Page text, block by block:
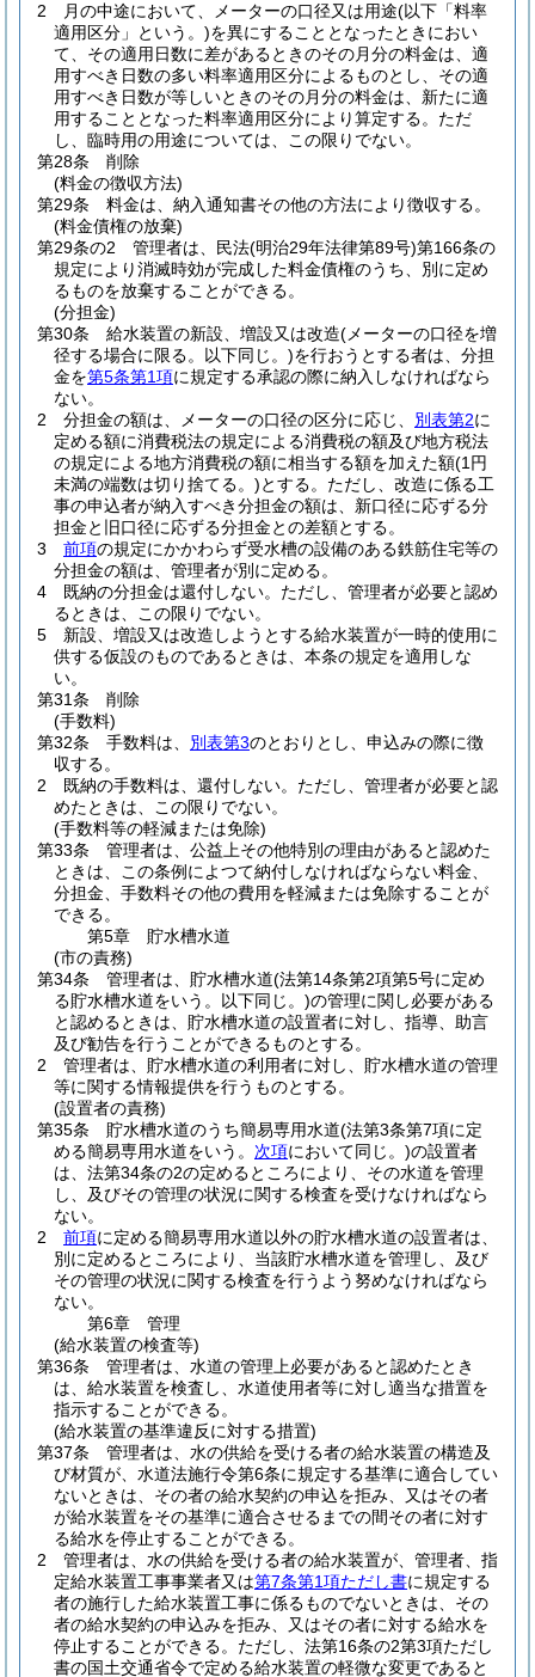
2
月の中途において、メーターの口径又は用途(以下「料率
適用区分」という。)を異にすることとなったときにおい
て、その適用日数に差があるときのその月分の料金は、適
用すべき日数の多い料率適用区分によるものとし、その適
用すべき日数が等しいときのその月分の料金は、新たに適
用することとなった料率適用区分により算定する。 ただ
し、臨時用の用途については、この限りでない。
第28条
削除
(料金の徴収方法)
第29条
料金は、納入通知書その他の方法により徴収する。
(料金債権の放棄)
第29条の2
管理者は、民法(明治29年法律第89号)第166条の
規定により消滅時効が完成した料金債権のうち、別に定め
るものを放棄することができる。
(分担金)
第30条
給水装置の新設、増設又は改造(メーターの口径を増
径する場合に限る。以下同じ。)を行おうとする者は、分担
金を第5条第1項に規定する承認の際に納入しなければなら
ない。
2
分担金の額は、メーターの口径の区分に応じ、 別表第2に
定める額に消費税法の規定による消費税の額及び地方税法
の規定による地方消費税の額に相当する額を加えた額(1円
未満の端数は切り捨てる。)とする。 ただし、改造に係る工
事の申込者が納入すべき分担金の額は、新口径に応ずる分
担金と旧口径に応ずる分担金との差額とする。
3
前項の規定にかかわらず受水槽の設備のある鉄筋住宅等の
分担金の額は、管理者が別に定める。
4
既納の分担金は還付しない。 ただし、管理者が必要と認め
るときは、この限りでない。
5
新設、増設又は改造しようとする給水装置が一時的使用に
供する仮設のものであるときは、本条の規定を適用しな
い。
第31条
削除
(手数料)
第32条
手数料は、 別表第3のとおりとし、申込みの際に徴
収する。
2
既納の手数料は、還付しない。 ただし、管理者が必要と認
めたときは、この限りでない。
(手数料等の軽減または免除)
第33条
管理者は、公益上その他特別の理由があると認めた
ときは、この条例によつて納付しなければならない料金、
分担金、手数料その他の費用を軽減または免除することが
できる。
第5章
貯水槽水道
(市の責務)
第34条
管理者は、貯水槽水道(法第14条第2項第5号に定め
る貯水槽水道をいう。以下同じ。)の管理に関し必要がある
と認めるときは、貯水槽水道の設置者に対し、指導、助言
及び勧告を行うことができるものとする。
2
管理者は、貯水槽水道の利用者に対し、貯水槽水道の管理
等に関する情報提供を行うものとする。
(設置者の責務)
第35条
貯水槽水道のうち簡易専用水道(法第3条第7項に定
める簡易専用水道をいう。 次項において同じ。)の設置者
は、法第34条の2の定めるところにより、その水道を管理
し、及びその管理の状況に関する検査を受けなければなら
ない。
2
前項に定める簡易専用水道以外の貯水槽水道の設置者は、
別に定めるところにより、当該貯水槽水道を管理し、及び
その管理の状況に関する検査を行うよう努めなければなら
ない。
第6章
管理
(給水装置の検査等)
第36条
管理者は、水道の管理上必要があると認めたとき
は、給水装置を検査し、水道使用者等に対し適当な措置を
指示することができる。
(給水装置の基準違反に対する措置)
第37条
管理者は、水の供給を受ける者の給水装置の構造及
び材質が、水道法施行令第6条に規定する基準に適合してい
ないときは、その者の給水契約の申込を拒み、又はその者
が給水装置をその基準に適合させるまでの間その者に対す
る給水を停止することができる。
2
管理者は、水の供給を受ける者の給水装置が、管理者、指
定給水装置工事事業者又は第7条第1項ただし書に規定する
者の施行した給水装置工事に係るものでないときは、その
者の給水契約の申込みを拒み、又はその者に対する給水を
停止することができる。 ただし、法第16条の2第3項ただし
書の国土交通省令で定める給水装置の軽微な変更であると